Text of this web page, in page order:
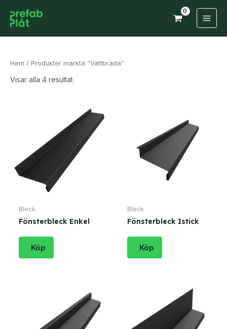
innehåll
Main
Hem / Produkter märkta ”Vattbräda”
Visar alla 4 resultat
Bleck
Fönsterbleck Enkel
Köp
Bleck
Fönsterbleck Istick
Köp